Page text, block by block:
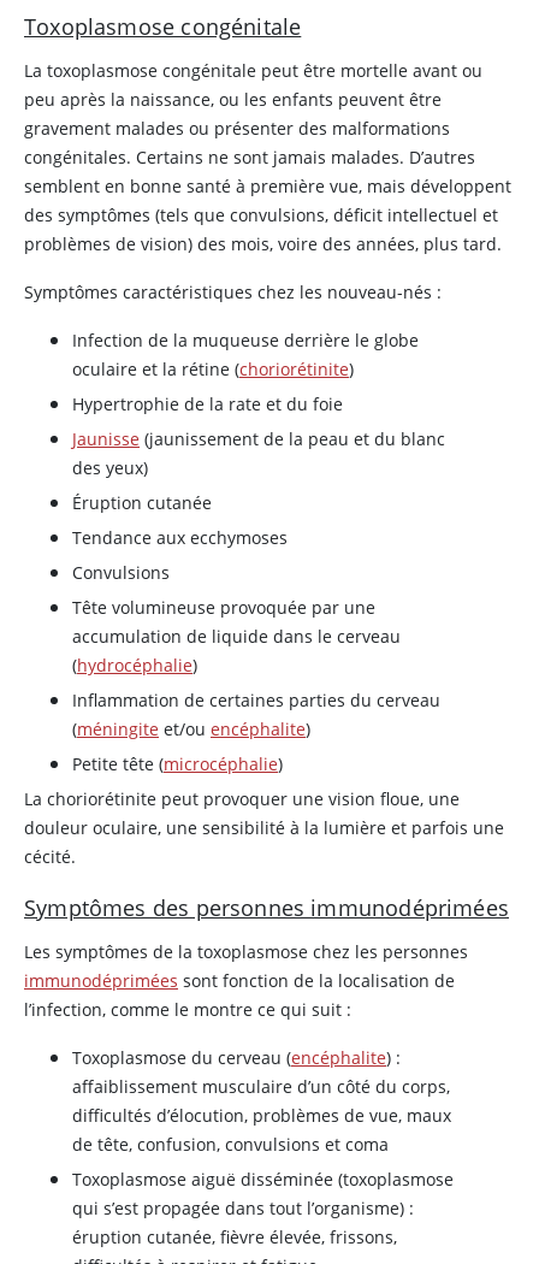
Toxoplasmose congénitale
La toxoplasmose congénitale peut être mortelle avant ou
peu après la naissance, ou les enfants peuvent être
gravement malades ou présenter des malformations
congénitales. Certains ne sont jamais malades. D’autres
semblent en bonne santé à première vue, mais développent
des symptômes (tels que convulsions, déficit intellectuel et
problèmes de vision) des mois, voire des années, plus tard.
Symptômes caractéristiques chez les nouveau-nés :
Infection de la muqueuse derrière le globe
oculaire et la rétine (choriorétinite)
Hypertrophie de la rate et du foie
Jaunisse (jaunissement de la peau et du blanc
des yeux)
Éruption cutanée
Tendance aux ecchymoses
Convulsions
Tête volumineuse provoquée par une
accumulation de liquide dans le cerveau
(hydrocéphalie)
Inflammation de certaines parties du cerveau
(méningite et/ou encéphalite)
Petite tête (microcéphalie)
La choriorétinite peut provoquer une vision floue, une
douleur oculaire, une sensibilité à la lumière et parfois une
cécité.
Symptômes des personnes immunodéprimées
Les symptômes de la toxoplasmose chez les personnes
immunodéprimées sont fonction de la localisation de
l’infection, comme le montre ce qui suit :
Toxoplasmose du cerveau (encéphalite) :
affaiblissement musculaire d’un côté du corps,
difficultés d’élocution, problèmes de vue, maux
de tête, confusion, convulsions et coma
Toxoplasmose aiguë disséminée (toxoplasmose
qui s’est propagée dans tout l’organisme) :
éruption cutanée, fièvre élevée, frissons,